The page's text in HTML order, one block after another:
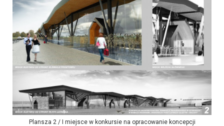
Plansza 2 / I miejsce w konkursie na opracowanie koncepcji